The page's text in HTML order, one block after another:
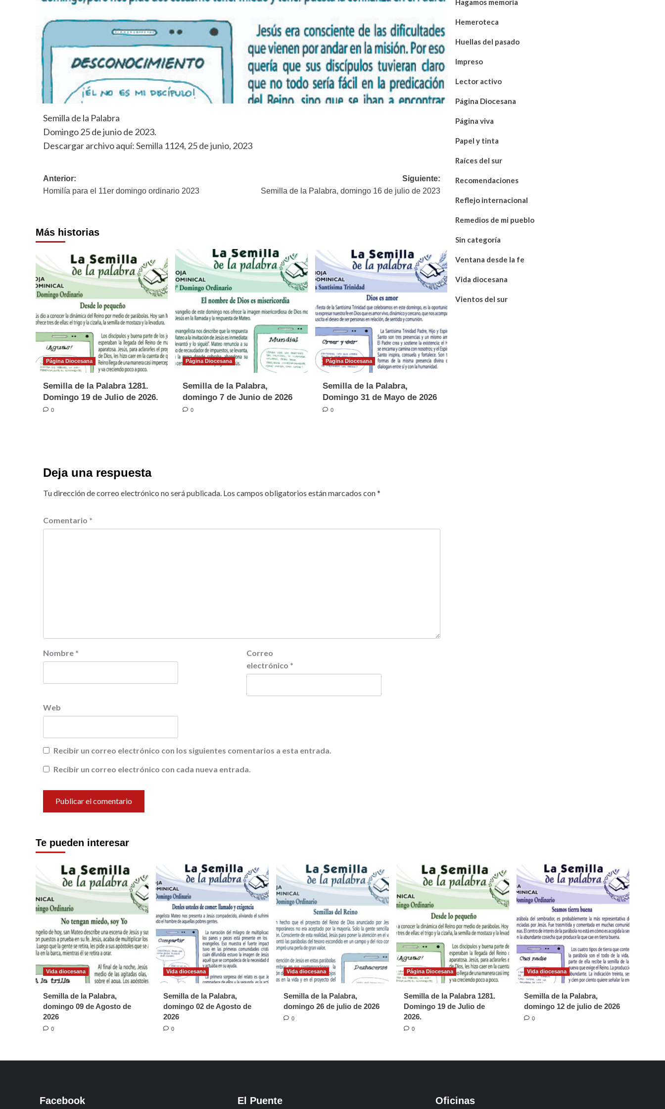
Semilla de la Palabra
Domingo 25 de junio de 2023.
Descargar archivo aquí:Semilla 1124, 25 de junio, 2023
Navegación
de
Anterior:
Homilía para el 11er domingo ordinario 2023
Siguiente:
Semilla de la Palabra, domingo 16 de julio de 2023
Más historias
Página Diocesana
Semilla de la Palabra 1281.
Domingo 19 de Julio de 2026.
0
Página Diocesana
Semilla de la Palabra,
domingo 7 de Junio de 2026
0
Página Diocesana
Semilla de la Palabra,
Domingo 31 de Mayo de 2026
0
Deja una respuesta
Tu dirección de correo electrónico no será publicada. Los campos obligatorios están marcados con*
Comentario *
Nombre *
Correo
electrónico *
Web
Recibir un correo electrónico con los siguientes comentarios a esta entrada.
Recibir un correo electrónico con cada nueva entrada.
Hagamos memoria
Hemeroteca
Huellas del pasado
Impreso
Lector activo
Página Diocesana
Página viva
Papel y tinta
Raíces del sur
Recomendaciones
Reflejo internacional
Remedios de mi pueblo
Sin categoría
Ventana desde la fe
Vida diocesana
Vientos del sur
Te pueden interesar
Vida diocesana
Semilla de la Palabra,
domingo 09 de Agosto de
2026
0
Vida diocesana
Semilla de la Palabra,
domingo 02 de Agosto de
2026
0
Vida diocesana
Semilla de la Palabra,
domingo 26 de julio de 2026
0
Página Diocesana
Semilla de la Palabra 1281.
Domingo 19 de Julio de
2026.
0
Vida diocesana
Semilla de la Palabra,
domingo 12 de julio de 2026
0
Facebook El Puente Oficinas